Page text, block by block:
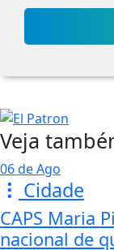
Veja
06 de Ago
Cidade
CAPS Maria
nacional de